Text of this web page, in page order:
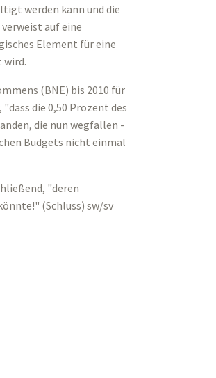
werden kann und die
auf eine
Element für eine
wird.
(BNE) bis 2010 für
die 0,50 Prozent des
die nun wegfallen -
Budgets nicht einmal
"deren
(Schluss) sw/sv